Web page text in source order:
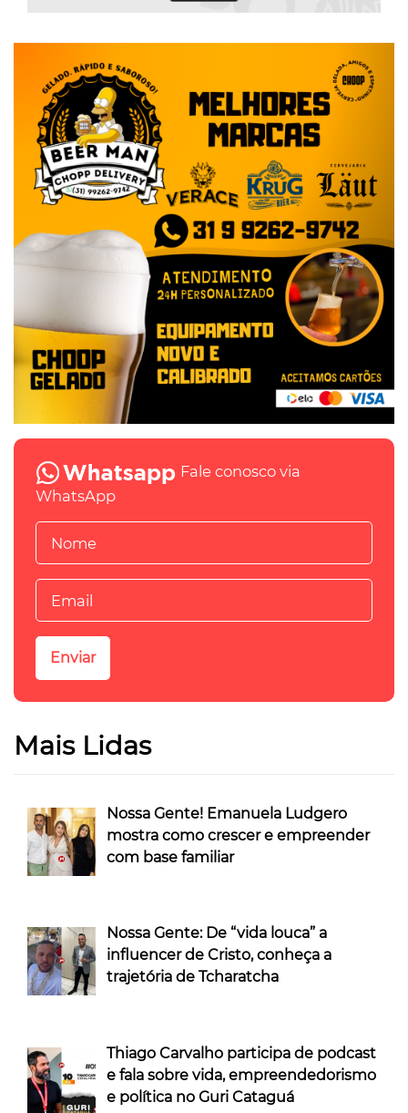
Fale conosco via
WhatsApp
Mais Lidas
Nossa Gente! Emanuela Ludgero
mostra como crescer e empreender
com base familiar
Nossa Gente: De “vida louca” a
influencer de Cristo, conheça a
trajetória de Tcharatcha
Thiago Carvalho participa de podcast
e fala sobre vida, empreendedorismo
e política no Guri Cataguá